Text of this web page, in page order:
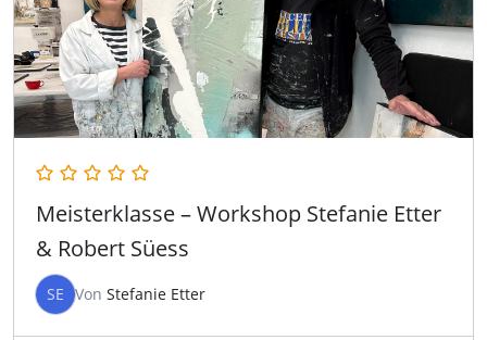
Meisterklasse – Workshop Stefanie Etter
& Robert Süess
SE Von Stefanie Etter